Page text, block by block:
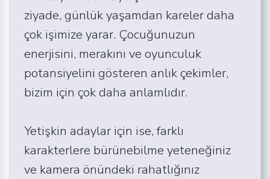
ziyade, günlük yaşamdan kareler daha
çok işimize yarar. Çocuğunuzun
enerjisini, merakını ve oyunculuk
potansiyelini gösteren anlık çekimler,
bizim için çok daha anlamlıdır.
Yetişkin adaylar için ise, farklı
karakterlere bürünebilme yeteneğiniz
ve kamera önündeki rahatlığınız